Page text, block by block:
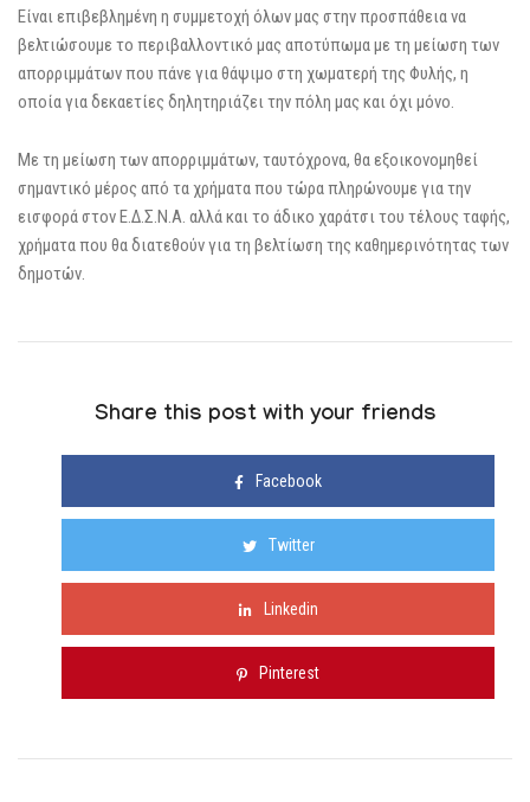
Είναι επιβεβλημένη η συμμετοχή όλων μας στην προσπάθεια να
βελτιώσουμε το περιβαλλοντικό μας αποτύπωμα με τη μείωση των
απορριμμάτων που πάνε για θάψιμο στη χωματερή της Φυλής, η
οποία για δεκαετίες δηλητηριάζει την πόλη μας και όχι μόνο.
Με τη μείωση των απορριμμάτων, ταυτόχρονα, θα εξοικονομηθεί
σημαντικό μέρος από τα χρήματα που τώρα πληρώνουμε για την
εισφορά στον Ε.Δ.Σ.Ν.Α. αλλά και το άδικο χαράτσι του τέλους ταφής,
χρήματα που θα διατεθούν για τη βελτίωση της καθημερινότητας των
δημοτών.
Share this post with your friends
Facebook
Twitter
Linkedin
Pinterest